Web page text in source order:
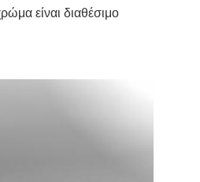
είναι διαθέσιμο